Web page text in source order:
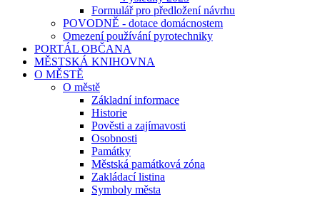
Formulář pro předložení návrhu
POVODNĚ - dotace domácnostem
Omezení používání pyrotechniky
PORTÁL OBČANA
MĚSTSKÁ KNIHOVNA
O MĚSTĚ
O městě
Základní informace
Historie
Pověsti a zajímavosti
Osobnosti
Památky
Městská památková zóna
Zakládací listina
Symboly města